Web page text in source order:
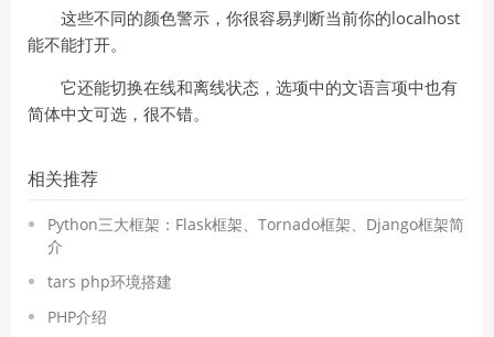
这些不同的颜色警示，你很容易判断当前你的localhost
能不能打开。
它还能切换在线和离线状态，选项中的文语言项中也有
简体中文可选，很不错。
相关推荐
Python三大框架：Flask框架、Tornado框架、Django框架简
介
tars php环境搭建
PHP介绍